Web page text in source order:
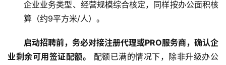
企业业务类型、经营规模综合核定，同样按办公面积核
算（约9平方米/人） 。
启动招聘前，务必对接注册代理或PRO服务商，确认企
业剩余可用签证配额。
配额已满的情况下，除非升级办公